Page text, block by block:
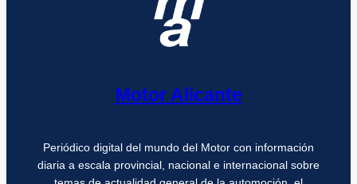
Motor Alicante
Periódico digital del mundo del Motor con información
diaria a escala provincial, nacional e internacional sobre